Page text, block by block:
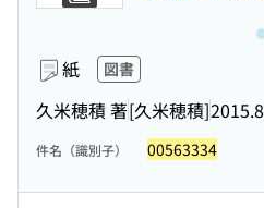
紙 図書
久米穂積 著[久米穂積]2015.8
件名（識別子） 00563334